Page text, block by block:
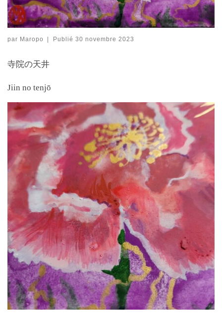
par Maropo | Publié 30 novembre 2023
寺院の天井
Jiin no tenjō